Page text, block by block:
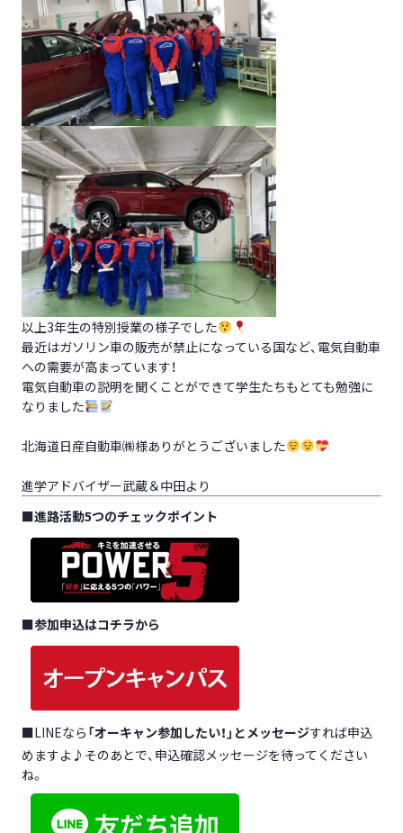
以上3年生の特別授業の様子でした
最近はガソリン車の販売が禁止になっている国など、電気自動車
への需要が高まっています！
電気自動車の説明を聞くことができて学生たちもとても勉強に
なりました
北海道日産自動車㈱様ありがとうございました
進学アドバイザー武蔵＆中田より
■進路活動5つのチェックポイント
■参加申込はコチラから
■LINEなら 「オーキャン参加したい！」とメッセージすれば申込
めますよ♪そのあとで、申込確認メッセージを待ってください
ね。